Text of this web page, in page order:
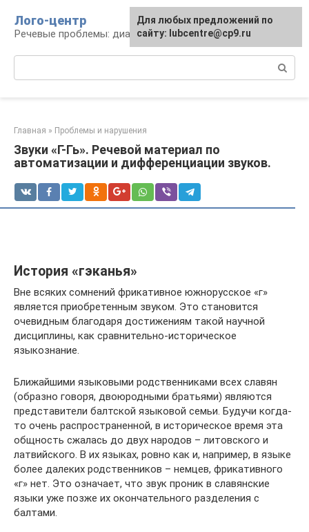
контенту
Лого-центр
Речевые проблемы: диагностика и терапия
Главная » Проблемы и нарушения
Звуки «Г-Гь». Речевой материал по
автоматизации и дифференциации звуков.
История «гэканья»
Вне всяких сомнений фрикативное южнорусское «г»
является приобретенным звуком. Это становится
очевидным благодаря достижениям такой научной
дисциплины, как сравнительно-историческое
языкознание.
Ближайшими языковыми родственниками всех славян
(образно говоря, двоюродными братьями) являются
представители балтской языковой семьи. Будучи когда-
то очень распространенной, в историческое время эта
общность сжалась до двух народов – литовского и
латвийского. В их языках, ровно как и, например, в языке
более далеких родственников – немцев, фрикативного
«г» нет. Это означает, что звук проник в славянские
языки уже позже их окончательного разделения с
балтами.
Для любых предложений по
сайту: lubcentre@cp9.ru